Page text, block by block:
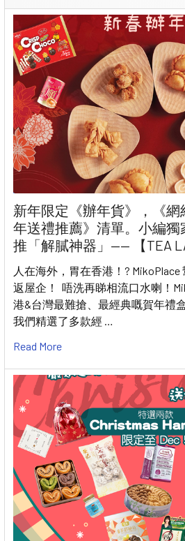
新年限定《辦年貨》，《
年送禮推薦》清單。小編獨
推「解膩神器」—— 【TEA
人在海外，胃在香港！?
返屋企！ 唔洗再睇相流口水喇！
港&台灣最難搶、最經典嘅賀年禮
我們精選了多款經 …
Read More